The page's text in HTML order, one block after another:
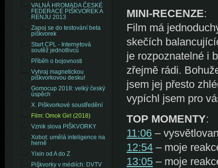
MINI-RECENZE:
Film má
skečích
je rozpoznatelné i
zřejmě rádi.
jsem jej přesto
vypíchl jsem pro
TOP MOMENTY:
11:06 –
12:54 – moje
13:05 – moje
VALNÁ HROMADA ČESKÉ
FEDERACE PIŠKVOREK A
RENJU 2013
Zapoj se do testování beta
piškvorek
Start CPL - Internetová
soutěž jednotlivců
Příběh o bojovnosti
Vyhraj magnetickou
piškvorkovou desku!
Gomocup 2018: velký český
úspěch
X. Piškvorkové soustředění
Film: Omok Girl (2018)
Vznik slova PIŠKVORKY
Xobot: umělá inteligence na
herně
Yixin od A do Z
Piškvorky v médiích: DVTV